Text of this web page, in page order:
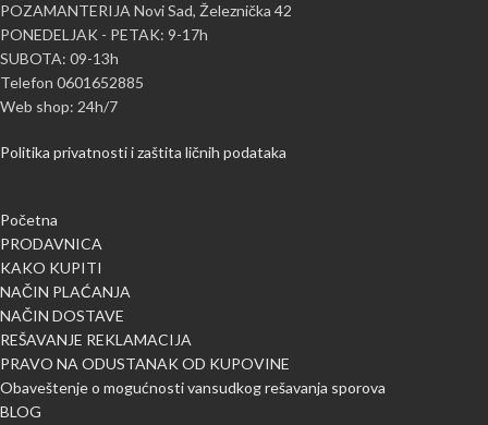
POZAMANTERIJA Novi Sad, Železnička 42
PONEDELJAK - PETAK: 9-17h
SUBOTA: 09-13h
Telefon 0601652885
Web shop: 24h/7
Politika privatnosti i zaštita ličnih podataka
Početna
PRODAVNICA
KAKO KUPITI
NAČIN PLAĆANJA
NAČIN DOSTAVE
REŠAVANJE REKLAMACIJA
PRAVO NA ODUSTANAK OD KUPOVINE
Obaveštenje o mogućnosti vansudkog rešavanja sporova
BLOG